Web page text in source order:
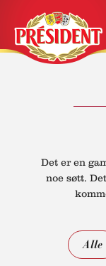
Det er en
noe søtt.
Alle